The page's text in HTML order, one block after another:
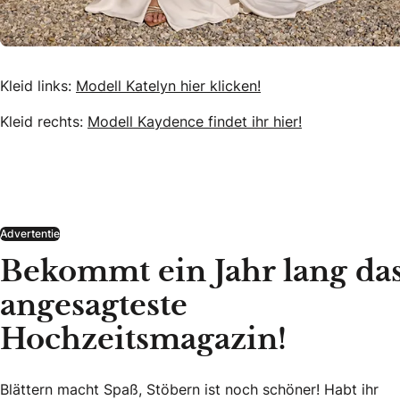
Kleid links: Modell Katelyn hier klicken!
Kleid rechts: Modell Kaydence findet ihr hier!
Advertentie
Bekommt ein Jahr lang
angesagteste
Hochzeitsmagazin!
Blättern macht Spaß, Stöbern ist noch schöner! Habt ihr